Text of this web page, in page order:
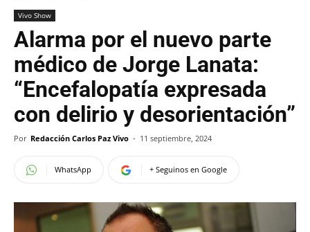
Vivo Show
Alarma por el nuevo parte
médico de Jorge Lanata:
“Encefalopatía expresada
con delirio y desorientación”
Por Redacción Carlos Paz Vivo - 11 septiembre, 2024
WhatsApp + Seguinos en Google